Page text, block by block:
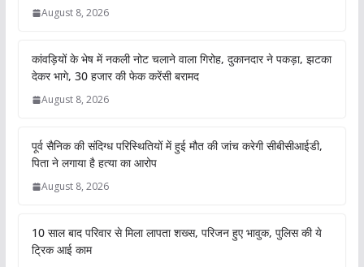
August 8, 2026
कांवड़ियों के भेष में नकली नोट चलाने वाला गिरोह, दुकानदार ने पकड़ा, झटका
देकर भागे, 30 हजार की फेक करेंसी बरामद
August 8, 2026
पूर्व सैनिक की संदिग्ध परिस्थितियों में हुई मौत की जांच करेगी सीबीसीआईडी,
पिता ने लगाया है हत्या का आरोप
August 8, 2026
10 साल बाद परिवार से मिला लापता शख्स, परिजन हुए भावुक, पुलिस की ये
ट्रिक आई काम